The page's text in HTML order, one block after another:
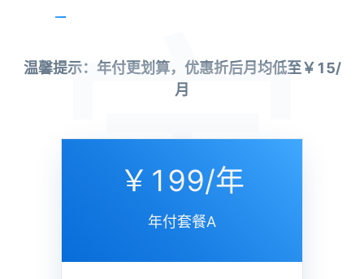
定
温馨提示：年付更划算，优惠折后月均低至￥15/
月
￥199/年
年付套餐A